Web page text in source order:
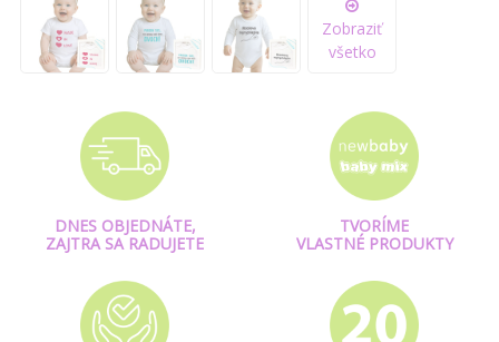
Zobraziť
všetko
DNES OBJEDNÁTE,
ZAJTRA SA RADUJETE
TVORÍME
VLASTNÉ PRODUKTY